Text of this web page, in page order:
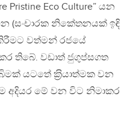
Pristine Eco Culture” යන
(සංචාරක නිකේතනයක් ඉඳි
වත්මන් රජයේ
තිබේ. වඩාත් ජුගුප්සගත
යටතේ ක‍්‍රියාත්මක වන
අදියර මේ වන විට නිමාකර